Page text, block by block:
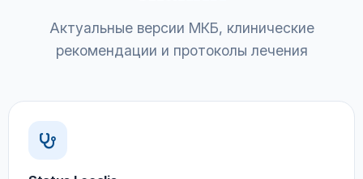
Актуальные версии МКБ, клинические
рекомендации и протоколы лечения